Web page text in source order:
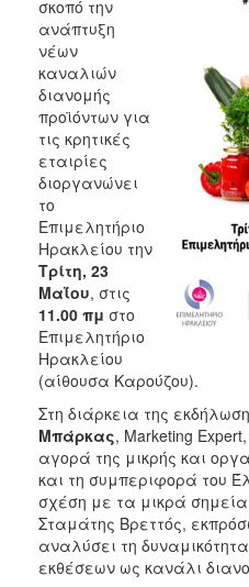
2017
2016
2015
2012
2011
ΔΗΜΟΣ
ΠΟΛΙΤΙΣΜΟΣ
ΑΝΘΕΚΤΙΚΗ
ΠΟΛΗ
σκοπό την
ανάπτυξη
νέων
καναλιών
διανομής
προϊόντων για
τις κρητικές
εταιρίες
διοργανώνει
το
Επιμελητήριο
Ηρακλείου την
Τρίτη, 23
Μαΐου, στις
11.00 πμ στο
Επιμελητήριο
Ηρακλείου
(αίθουσα Καρούζου).
Στη διάρκεια της
Μπάρκας, Marketing
αγορά της μικρής και
και τη συμπεριφορά του
σχέση με τα μικρά
Σταμάτης Bρεττός,
αναλύσει τη
εκθέσεων ως κανάλι